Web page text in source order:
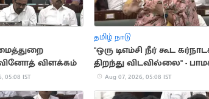
விளக்கம்
05:08 IST
தமிழ் நாடு
"ஒரு டிஎம்சி நீர் கூட
திறந்து விடவில்லை" -
எம்.எல்.ஏ. சௌமியா
Aug 07, 2026, 05:08 IST